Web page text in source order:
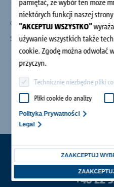
pamiętać, że wybór ten może
niektórych funkcji naszej
"AKCEPTUJ WSZYSTKO"
używanie wszystkich także
cookie. Zgodę można
przyczyn.
Technicznie niezbędne pliki
Pliki cookie do analizy
Polityka Prywatności
Legal
ZAAKCEPTUJ
Obecnie nie są planowane
Sprawdź ponownie w
Oferty i
+48 22